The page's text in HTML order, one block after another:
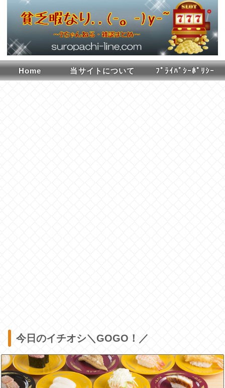
Home 当サイトについて ﾌﾟﾗｲﾊﾞｼｰﾎﾟﾘｼｰ
今日のイチオシ＼GOGO！／